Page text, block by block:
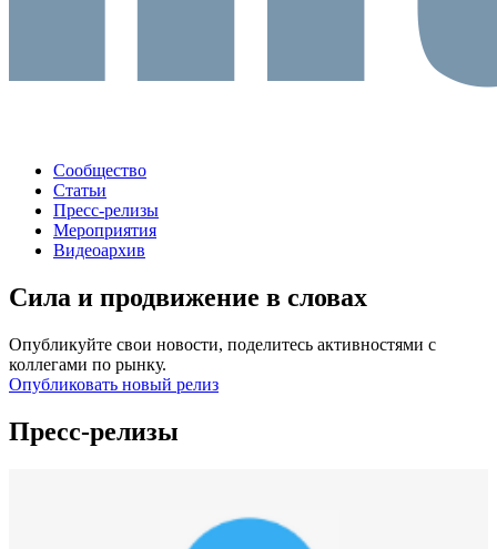
Сообщество
Статьи
Пресс-релизы
Мероприятия
Видеоархив
Сила и продвижение в словах
Опубликуйте свои новости, поделитесь активностями с
коллегами по рынку.
Опубликовать новый релиз
Пресс-релизы